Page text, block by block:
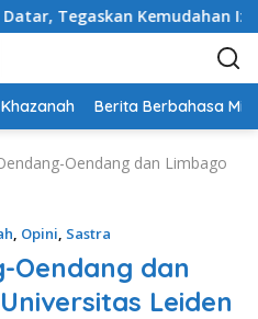
Tegaskan Kemudahan Izin
Khazanah Berita Berbahasa
Oendang dan Limbago
, Opini, Sastra
Oendang dan
Leiden